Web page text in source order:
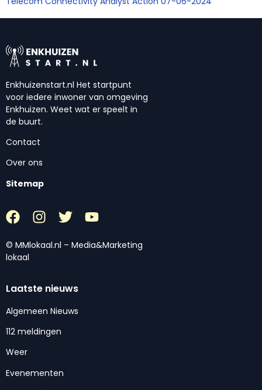
Enkhuizenstart.nl Het startpunt
voor iedere inwoner van omgeving
Enkhuizen. Weet wat er speelt in
de buurt.
Contact
Over ons
Sitemap
© MMlokaal.nl – Media&Marketing
lokaal
Laatste nieuws
Algemeen Nieuws
112 meldingen
Weer
Evenementen